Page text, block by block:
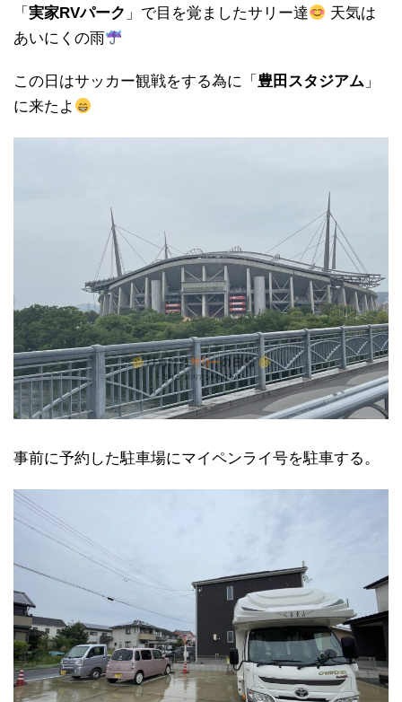
「 実家RVパーク 」で目を覚ましたサリー達
天気は
あいにくの雨
この日はサッカー観戦をする為に「 豊田スタジアム 」
に来たよ
事前に予約した駐車場にマイペンライ号を駐車する。